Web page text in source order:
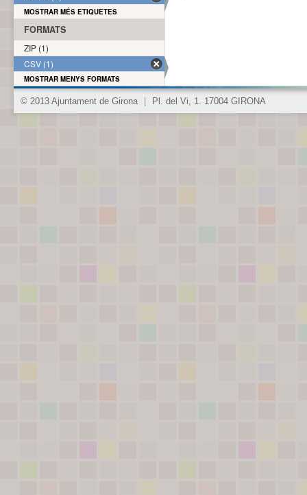
MOSTRAR MÉS ETIQUETES
FORMATS
ZIP (1)
CSV (1)
MOSTRAR MENYS FORMATS
© 2013 Ajuntament de Girona Pl. del Vi, 1. 17004 GIRONA